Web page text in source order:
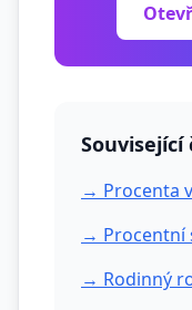
Související
→ Procenta
→ Procentní
→ Rodinný